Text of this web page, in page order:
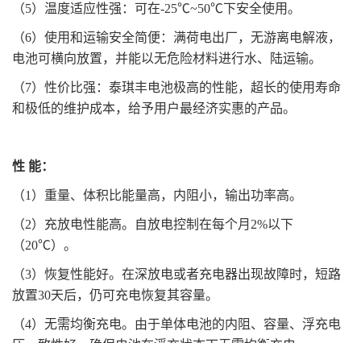
（5）温度适应性强：可在-25℃~50℃下安全使用。
（6）使用和运输安全简便：满荷电出厂，无游离电解液，
电池可横向放置，并能以无危险材料进行水、陆运输。
（7）性价比强：泰琪丰电池极高的性能，超长的使用寿命
和极低的维护成本，给予用户最经济实惠的产品。
性 能：
（1）重量、体积比能量高，内阻小，输出功率高。
（2）充放电性能高。自放电控制在每个月2%以下
（20℃）。
（3）恢复性能好。在深放电或者充电器出现故障时，短路
放置30天后，仍可充电恢复其容量。
（4）无需均衡充电。由于单体电池的内阻、容量、浮充电